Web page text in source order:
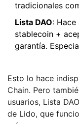
tradicionales
Lista DAO:
stablecoin +
garantía.
Esto lo hace
Chain. Pero
usuarios, Lista
de Lido, que